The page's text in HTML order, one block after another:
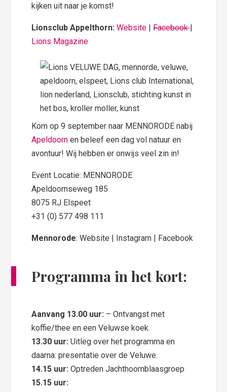
kijken uit naar je komst!
Lionsclub Appelthorn: Website |Facebook|
Lions Magazine
Kom op 9 september naar MENNORODE nabij
Apeldoornen beleef een dag vol natuur en
avontuur! Wij hebben er onwijs veel zin in!
Event Locatie: MENNORODE
Apeldoornseweg 185
8075 RJ Elspeet
+31 (0) 577 498 111
Mennorode: Website | Instagram | Facebook
Programma in het kort:
Aanvang 13.00 uur: – Ontvangst met
koffie/thee en een Veluwse koek.​
13.30 uur:Uitleg over het programma en
daarna: presentatie over de Veluwe. ​
14.15 uur:Optreden Jachthoornblaasgroep ​
15.15 uur: